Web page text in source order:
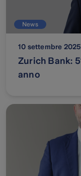
News
10 settembre 2025
Zurich Bank:
anno